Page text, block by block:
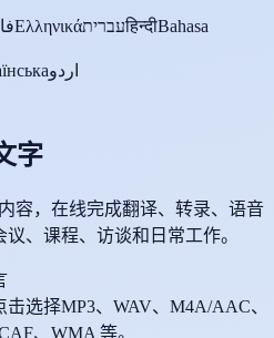
Ελληνικάעבריתहिन्दीBahasa
اردو
字
容，在线完成翻译、转录、语音
、课程、访谈和日常工作。
击选择MP3、WAV、M4A/AAC、
、WMA 等。